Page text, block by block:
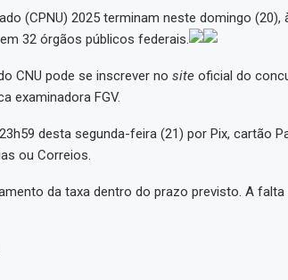
(CPNU) 2025 terminam neste domingo (20),
32 órgãos públicos federais.
CNU pode se inscrever no site oficial do
examinadora FGV.
desta segunda-feira (21) por Pix, cartão
ou Correios.
da taxa dentro do prazo previsto. A